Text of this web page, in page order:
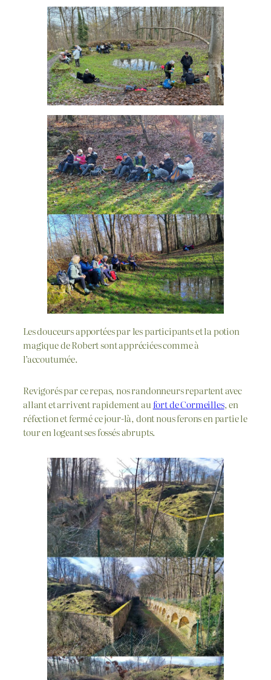
Les douceurs apportées par les participants et la potion
magique de Robert sont appréciées comme à
l’accoutumée.
Revigorés par ce repas, nos randonneurs repartent avec
allant et arrivent rapidement au fort de Cormeilles, en
réfection et fermé ce jour-là, dont nous ferons en partie le
tour en logeant ses fossés abrupts.